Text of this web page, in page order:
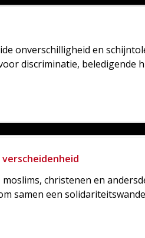
onverschilligheid en
discriminatie, beledigende
verscheidenheid
christenen en
samen een